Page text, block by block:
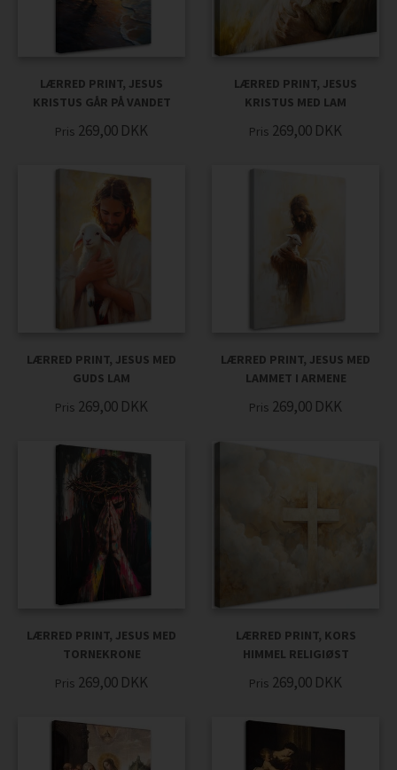
LÆRRED PRINT, JESUS
KRISTUS GÅR PÅ VANDET
Pris 269,00 DKK
LÆRRED PRINT, JESUS
KRISTUS MED LAM
Pris 269,00 DKK
LÆRRED PRINT, JESUS MED
GUDS LAM
Pris 269,00 DKK
LÆRRED PRINT, JESUS MED
LAMMET I ARMENE
Pris 269,00 DKK
LÆRRED PRINT, JESUS MED
TORNEKRONE
Pris 269,00 DKK
LÆRRED PRINT, KORS
HIMMEL RELIGIØST
Pris 269,00 DKK